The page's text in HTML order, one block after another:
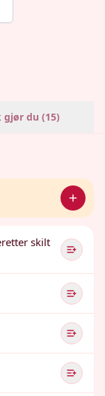
gjør du (15)
skilt